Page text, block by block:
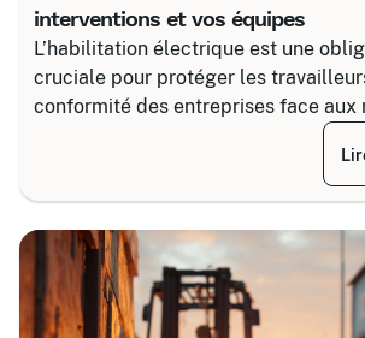
interventions et vos équipes
L’habilitation électrique est une
cruciale pour protéger les
conformité des entreprises face aux
courant. Certalis vous accompagne
formations sur-mesure, initiales ou
pour maîtriser tous les niveaux de
tension.